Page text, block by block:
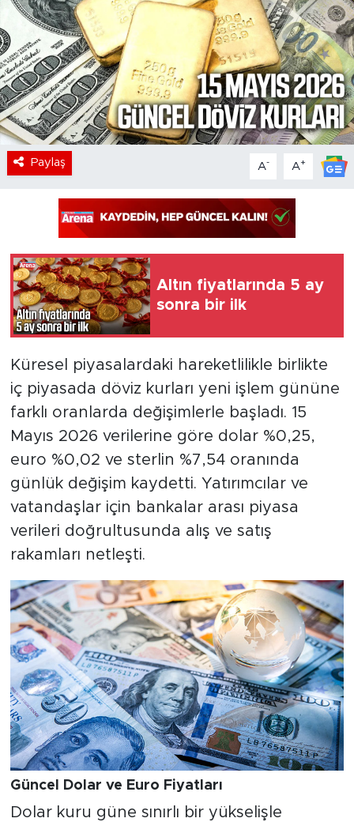
Paylaş A- A+
Altın fiyatlarında 5 ay
sonra bir ilk
Küresel piyasalardaki hareketlilikle birlikte
iç piyasada döviz kurları yeni işlem gününe
farklı oranlarda değişimlerle başladı. 15
Mayıs 2026 verilerine göre dolar %0,25,
euro %0,02 ve sterlin %7,54 oranında
günlük değişim kaydetti. Yatırımcılar ve
vatandaşlar için bankalar arası piyasa
verileri doğrultusunda alış ve satış
rakamları netleşti.
Güncel Dolar ve Euro Fiyatları
Dolar kuru güne sınırlı bir yükselişle